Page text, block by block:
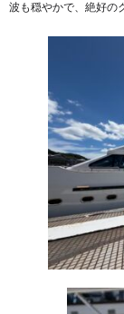
波も穏やかで、絶好の